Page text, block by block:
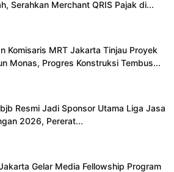
Serahkan Merchant QRIS Pajak di...
Komisaris MRT Jakarta Tinjau Proyek
Monas, Progres Konstruksi Tembus...
Resmi Jadi Sponsor Utama Liga Jasa
2026, Pererat...
Gelar Media Fellowship Program